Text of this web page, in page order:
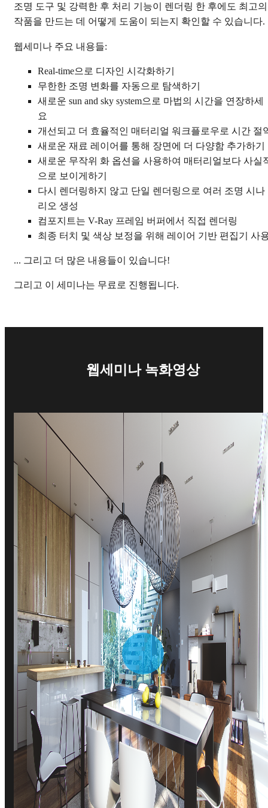
조명 도구 및 강력한 후 처리 기능이 렌더링 한 후에도 최고의
작품을 만드는 데 어떻게 도움이 되는지 확인할 수 있습니다.
웹세미나 주요 내용들:
Real-time으로 디자인 시각화하기
무한한 조명 변화를 자동으로 탐색하기
새로운 sun and sky system으로 마법의 시간을 연장하세
요
개선되고 더 효율적인 매터리얼 워크플로우로 시간 절
새로운 재료 레이어를 통해 장면에 더 다양함 추가하기
새로운 무작위 화 옵션을 사용하여 매터리얼보다 사실
으로 보이게하기
다시 렌더링하지 않고 단일 렌더링으로 여러 조명 시나
리오 생성
컴포지트는 V-Ray 프레임 버퍼에서 직접 렌더링
최종 터치 및 색상 보정을 위해 레이어 기반 편집기 사
... 그리고 더 많은 내용들이 있습니다!
그리고 이 세미나는 무료로 진행됩니다.
웹세미나 녹화영상